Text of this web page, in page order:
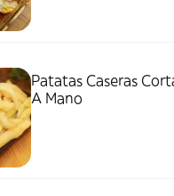
Patatas Caseras
A Mano